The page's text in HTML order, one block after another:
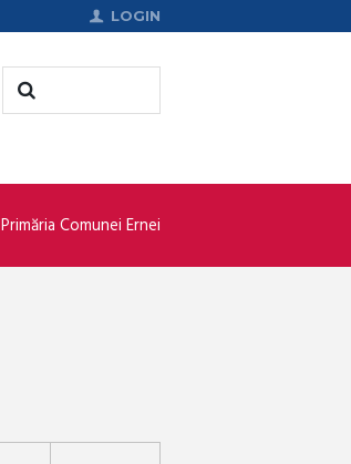
LOGIN
Primăria Comunei Ernei